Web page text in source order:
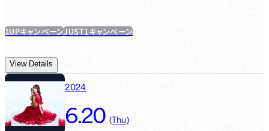
1UPキャンペーンJUST1キャンペーン
View Details
2024
6.20 (Thu)